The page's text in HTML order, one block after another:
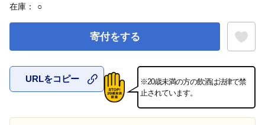
在庫： ○
寄付をする
お気に入
URLをコピー
※20歳未満の方の飲酒は法律で禁
止されています。